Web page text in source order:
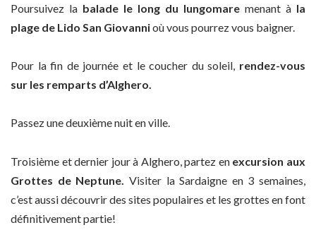
Poursuivez la balade le long du lungomare menant à la
plage de Lido San Giovannioù vous pourrez vous baigner.
Pour la fin de journée et le coucher du soleil, rendez-vous
sur les remparts d’Alghero.
Passez une deuxième nuit en ville.
Troisième et dernier jour à Alghero, partez en excursion aux
Grottes de Neptune. Visiter la Sardaigne en 3 semaines,
c’est aussi découvrir des sites populaires et les grottes en font
définitivement partie!